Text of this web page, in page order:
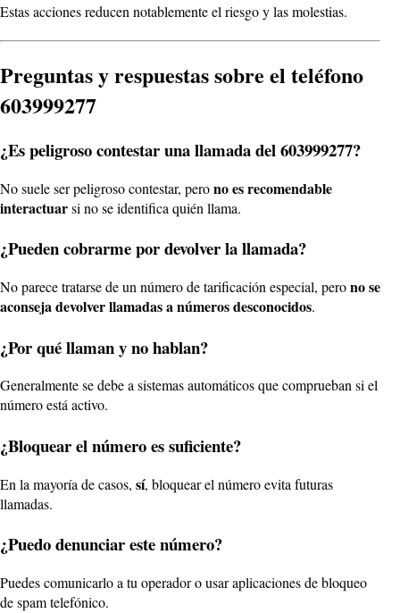
Estas acciones reducen notablemente el riesgo y las molestias.
Preguntas y respuestas sobre el teléfono
603999277
¿Es peligroso contestar una llamada del 603999277?
No suele ser peligroso contestar, perono es recomendable
interactuarsi no se identifica quién llama.
¿Pueden cobrarme por devolver la llamada?
No parece tratarse de un número de tarificación especial, perono se
aconseja devolver llamadas a números desconocidos.
¿Por qué llaman y no hablan?
Generalmente se debe a sistemas automáticos que comprueban si el
número está activo.
¿Bloquear el número es suficiente?
En la mayoría de casos, sí, bloquear el número evita futuras
llamadas.
¿Puedo denunciar este número?
Puedes comunicarlo a tu operador o usar aplicaciones de bloqueo
de spam telefónico.